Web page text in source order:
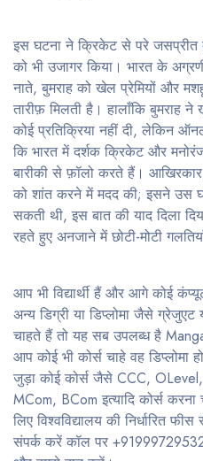
इस घटना ने क्रिकेट से परे जसप्रीत
को भी उजागर किया। भारत के
नाते, बुमराह को खेल प्रेमियों और
तारीफ़ मिलती है। हालाँकि बुमराह
कोई प्रतिक्रिया नहीं दी, लेकिन
कि भारत में दर्शक क्रिकेट और
बारीकी से फ़ॉलो करते हैं।
को शांत करने में मदद की; इसने उस
सकती थी, इस बात की याद दिला
रहते हुए अनजाने में छोटी-मोटी
आप भी विद्यार्थी हैं और आगे कोई
अन्य डिग्री या डिप्लोमा जैसे
चाहते हैं तो यह सब उपलब्ध है
आप कोई भी कोर्स चाहे वह डिप्लोमा
जुड़ा कोई कोर्स जैसे CCC,
MCom, BCom इत्यादि कोर्स
लिए विश्वविद्यालय की निर्धारित
संपर्क करें कॉल पर